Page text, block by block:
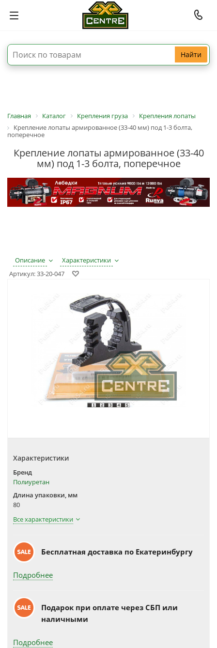
Найти
Главная Каталог Крепления груза
Крепления лопаты
Крепление лопаты армированное (33-40 мм) под 1-3 болта,
поперечное
Крепление лопаты армированное (33-40
мм) под 1-3 болта, поперечное
Описание
Характеристики
Артикул:33-20-047
Характеристики
Бренд
Полиуретан
Длина упаковки, мм
80
Все характеристики
Бесплатная доставка по Екатеринбургу
Подробнее
Подарок при оплате через СБП или
наличными
Подробнее